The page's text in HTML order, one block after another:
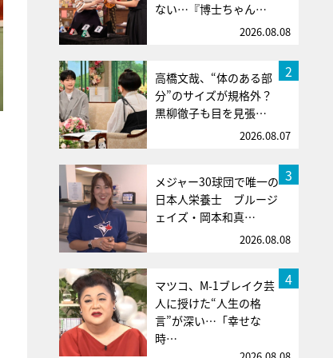
ない…『博士ちゃん…
2026.08.08
2
高橋文哉、“体のある部
分”のサイズが規格外？
黒柳徹子も目を見張…
2026.08.07
3
メジャー30球団で唯一の
日本人栄養士 ブルージ
ェイズ・岡本和真…
2026.08.08
4
マツコ、M-1ブレイク芸
人に授けた“人生の格
言”が深い…「幸せな
時…